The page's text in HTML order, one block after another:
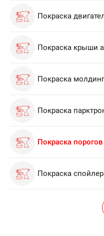
Покраска
Покраска крыши
Покраска
Покраска
Покраска
Покраска